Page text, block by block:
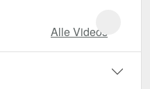
Alle Videos